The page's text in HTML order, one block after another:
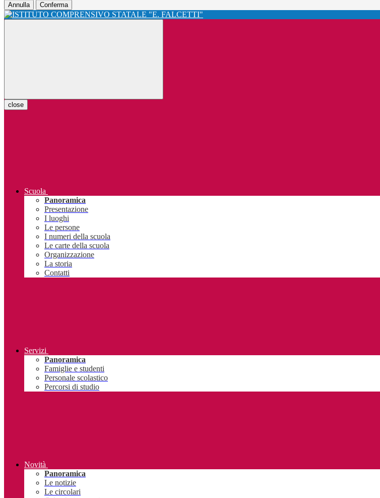
Annulla Conferma
close
Scuola
Panoramica
Presentazione
I luoghi
Le persone
I numeri della scuola
Le carte della scuola
Organizzazione
La storia
Contatti
Servizi
Panoramica
Famiglie e studenti
Personale scolastico
Percorsi di studio
Novità
Panoramica
Le notizie
Le circolari